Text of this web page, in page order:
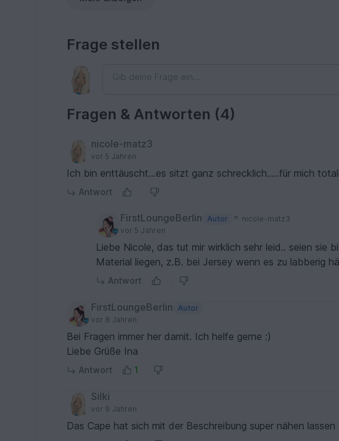
Frage stellen
Fragen & Antworten (4)
nicole-matz3
vor 5 Jahren
Ich bin enttäuscht...es sitzt ganz schrecklich.....für mich
Antwort
FirstLoungeBerlin Autor
nicole-matz3
vor 5 Jahren
Liebe Nicole, das tut mir wirklich sehr leid.. seien sie bitte nicht traurig.. das kann auch etwas am
Material liegen, z.B. bei Jersey wenn es zu labberig
Antwort
FirstLoungeBerlin
Autor
vor 8 Jahren
Bei Fragen immer her damit. Ich helfe gerne :)
Liebe Grüße Ina
Antwort 1
Silki
vor 9 Jahren
Das Cape hat sich mit der Beschreibung super nähen lassen